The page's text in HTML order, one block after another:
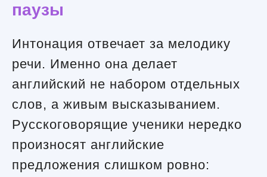
паузы
Интонация отвечает за мелодику
речи. Именно она делает
английский не набором отдельных
слов, а живым высказыванием.
Русскоговорящие ученики нередко
произносят английские
предложения слишком ровно: